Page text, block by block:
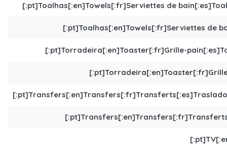
[:pt]Toalhas[:en]Towels[:fr]Serviettes de
[:pt]Toalhas[:en]Towels[:fr]Serviettes de
[:pt]Torradeira[:en]Toaster[:fr]Grille-